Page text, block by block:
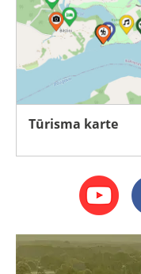
Tūrisma karte